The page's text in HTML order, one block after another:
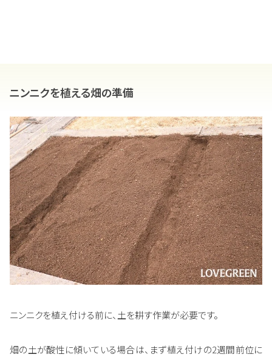
ニンニクを植える畑の準備
ニンニクを植え付ける前に、土を耕す作業が必要です。
畑の土が酸性に傾いている場合は、まず植え付けの2週間前位に